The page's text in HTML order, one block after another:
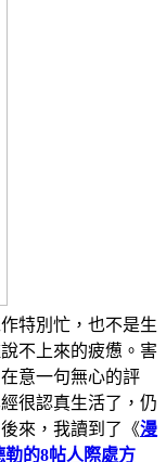
特別忙，也不是生
不上來的疲憊。害
意一句無心的評
很認真生活了，仍
來，我讀到了《漫
的8帖人際處方